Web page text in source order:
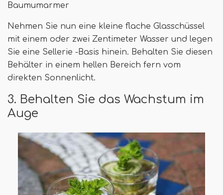
Baumumarmer
Nehmen Sie nun eine kleine flache Glasschüssel
mit einem oder zwei Zentimeter Wasser und legen
Sie eine Sellerie -Basis hinein. Behalten Sie diesen
Behälter in einem hellen Bereich fern vom
direkten Sonnenlicht.
3. Behalten Sie das Wachstum im
Auge